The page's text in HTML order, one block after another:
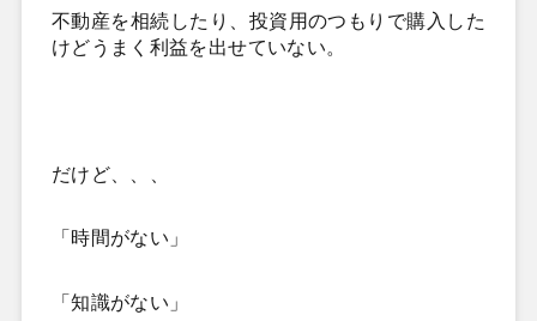
不動産を相続したり、投資用のつもりで購入した
けどうまく利益を出せていない。
だけど、、、
「時間がない」
「知識がない」